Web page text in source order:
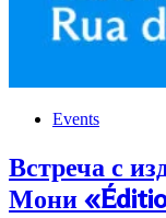
Events
Встреча с
Мони